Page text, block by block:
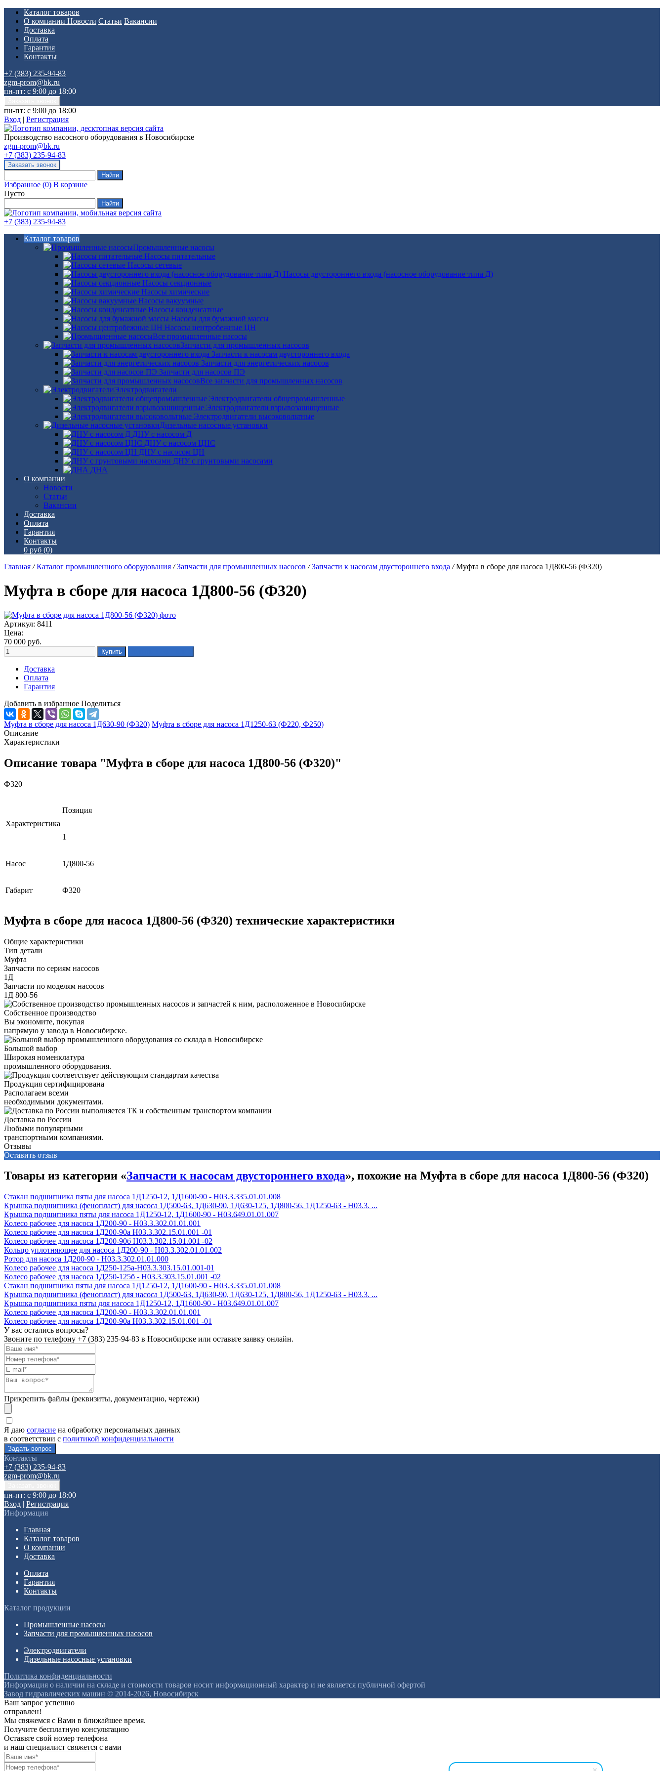
Каталог товаров
О компании Новости Статьи Вакансии
Доставка
Оплата
Гарантия
Контакты
+7 (383) 235-94-83
zgm-prom@bk.ru
пн-пт: с 9:00 до 18:00
пн-пт: с 9:00 до 18:00
Вход | Регистрация
Производство насосного оборудования в Новосибирске
zgm-prom@bk.ru
+7 (383) 235-94-83
Избранное (0) В корзине
Пусто
+7 (383) 235-94-83
Каталог товаров
Промышленные насосы
Насосы питательные
Насосы сетевые
Насосы двустороннего входа (насосное оборудование типа Д)
Насосы секционные
Насосы химические
Насосы вакуумные
Насосы конденсатные
Насосы для бумажной массы
Насосы центробежные ЦН
Все промышленные насосы
Запчасти для промышленных насосов
Запчасти к насосам двустороннего входа
Запчасти для энергетических насосов
Запчасти для насосов ПЭ
Все запчасти для промышленных насосов
Электродвигатели
Электродвигатели общепромышленные
Электродвигатели взрывозащищенные
Электродвигатели высоковольтные
Дизельные насосные установки
ДНУ с насосом Д
ДНУ с насосом ЦНС
ДНУ с насосом ЦН
ДНУ с грунтовыми насосами
ДНА
О компании
Новости
Статьи
Вакансии
Доставка
Оплата
Гарантия
Контакты
0 руб (0)
Главная / Каталог промышленного оборудования / Запчасти для промышленных насосов / Запчасти к насосам двустороннего входа / Муфта в сборе для насоса 1Д800-56 (Ф320)
Муфта в сборе для насоса 1Д800-56 (Ф320)
Артикул: 8411
Цена:
70 000 руб.
Доставка
Оплата
Гарантия
Добавить в избранное Поделиться
Муфта в сборе для насоса 1Д630-90 (Ф320) Муфта в сборе для насоса 1Д1250-63 (Ф220, Ф250)
Описание
Характеристики
Описание товара "Муфта в сборе для насоса 1Д800-56 (Ф320)"
Ф320
Характеристика
Позиция
1
Насос 1Д800-56
Габарит Ф320
Муфта в сборе для насоса 1Д800-56 (Ф320) технические характеристики
Общие характеристики
Тип детали
Муфта
Запчасти по сериям насосов
1Д
Запчасти по моделям насосов
1Д 800-56
Собственное производство
Вы экономите, покупая
напрямую у завода в Новосибирске.
Большой выбор
Широкая номенклатура
промышленного оборудования.
Продукция сертифицирована
Располагаем всеми
необходимыми документами.
Доставка по России
Любыми популярными
транспортными компаниями.
Отзывы
Оставить отзыв
Товары из категории «Запчасти к насосам двустороннего входа», похожие на Муфта в сборе для насоса 1Д800-56 (Ф320)
Стакан подшипника пяты для насоса 1Д1250-12, 1Д1600-90 - Н03.3.335.01.01.008
Крышка подшипника (фенопласт) для насоса 1Д500-63, 1Д630-90, 1Д630-125, 1Д800-56, 1Д1250-63 - Н03.3. ...
Крышка подшипника пяты для насоса 1Д1250-12, 1Д1600-90 - Н03.649.01.01.007
Колесо рабочее для насоса 1Д200-90 - H03.3.302.01.01.001
Колесо рабочее для насоса 1Д200-90а H03.3.302.15.01.001 -01
Колесо рабочее для насоса 1Д200-90б H03.3.302.15.01.001 -02
Кольцо уплотняющее для насоса 1Д200-90 - Н03.3.302.01.01.002
Ротор для насоса 1Д200-90 - Н03.3.302.01.01.000
Колесо рабочее для насоса 1Д250-125а-Н03.3.303.15.01.001-01
Колесо рабочее для насоса 1Д250-125б - Н03.3.303.15.01.001 -02
Стакан подшипника пяты для насоса 1Д1250-12, 1Д1600-90 - Н03.3.335.01.01.008
Крышка подшипника (фенопласт) для насоса 1Д500-63, 1Д630-90, 1Д630-125, 1Д800-56, 1Д1250-63 - Н03.3. ...
Крышка подшипника пяты для насоса 1Д1250-12, 1Д1600-90 - Н03.649.01.01.007
Колесо рабочее для насоса 1Д200-90 - H03.3.302.01.01.001
Колесо рабочее для насоса 1Д200-90а H03.3.302.15.01.001 -01
У вас остались вопросы?
Звоните по телефону +7 (383) 235-94-83 в Новосибирске или оставьте заявку онлайн.
Прикрепить файлы (реквизиты, документацию, чертежи)
Я даю согласие на обработку персональных данных
в соответствии с политикой конфиденциальности
Контакты
+7 (383) 235-94-83
zgm-prom@bk.ru
пн-пт: с 9:00 до 18:00
Вход | Регистрация
Информация
Главная
Каталог товаров
О компании
Доставка
Оплата
Гарантия
Контакты
Каталог продукции
Промышленные насосы
Запчасти для промышленных насосов
Электродвигатели
Дизельные насосные установки
Политика конфиденциальности
Информация о наличии на складе и стоимости товаров носит информационный характер и не является публичной офертой
Завод гидравлических машин © 2014-2026, Новосибирск
Ваш запрос успешно
отправлен!
Мы свяжемся с Вами в ближайшее время.
Получите бесплатную консультацию
Оставьте свой номер телефона
и наш специалист свяжется с вами